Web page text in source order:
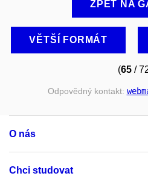
ZPĚT NA
VĚTŠÍ FORMÁT
(65 /
Odpovědný kontakt:
O nás
Chci studovat